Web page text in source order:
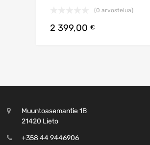
(0 arvostelua)
2 399,00 €
Muuntoasemantie 1B
21420 Lieto
+358 44 9446906